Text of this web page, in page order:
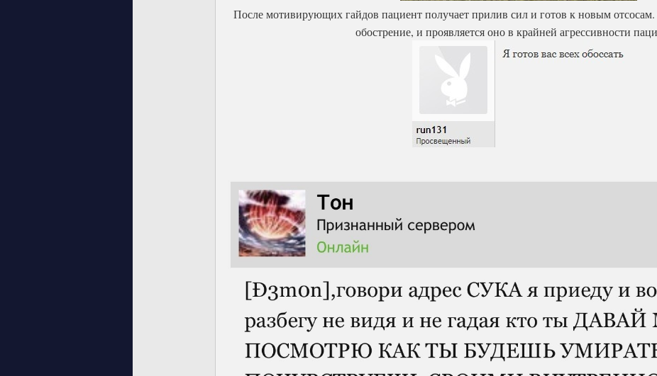
После мотивирующих гайдов пациент получает прилив сил и готов к новым
обострение, и проявляется оно в крайней агрессивности